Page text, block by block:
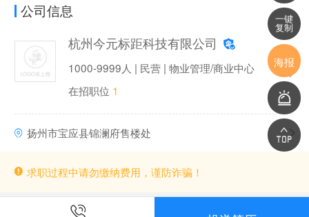
公司信息
杭州今元标距科技有限公司
1000-9999人 | 民营 | 物业管理/商业中心
在招职位 1
扬州市宝应县锦澜府售楼处
求职过程中请勿缴纳费用，谨防诈骗！
一键
复制
海报